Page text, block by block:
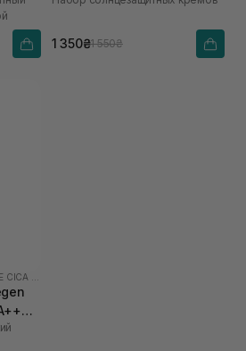
1 350₴1 550₴
мл